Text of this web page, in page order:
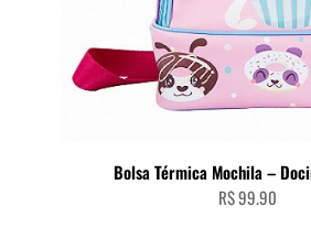
Bolsa Térmica Mochila –
R$99.90